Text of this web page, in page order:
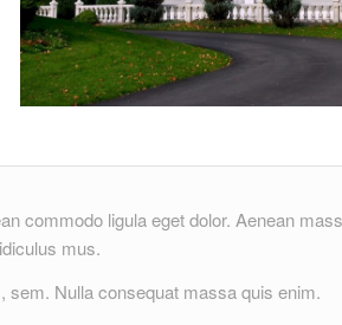
commodo ligula eget dolor. Aenean
mus.
Nulla consequat massa quis enim.